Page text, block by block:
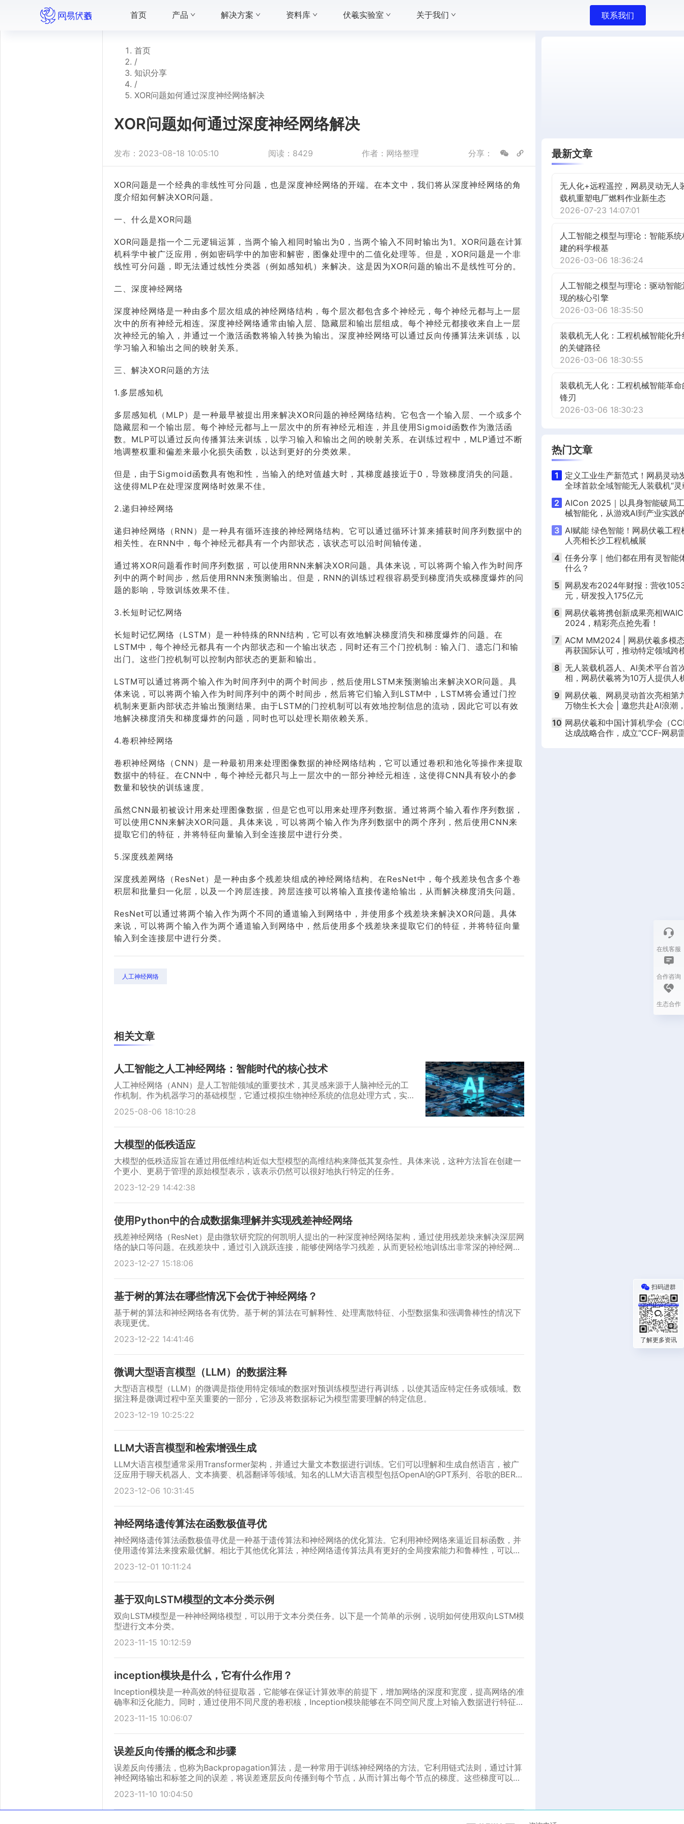
首页 产品 解决方案 资料库 伏羲实验室 关于我们 联系我们
首页
/
知识分享
/
XOR问题如何通过深度神经网络解决
XOR问题如何通过深度神经网络解决
发布： 2023-08-18 10:05:10 阅读： 8429 作者： 网络整理 分享：
XOR问题是一个经典的非线性可分问题，也是深度神经网络的开端。在本文中，我们将从深度神经网络的角
度介绍如何解决XOR问题。
一、什么是XOR问题
XOR问题是指一个二元逻辑运算，当两个输入相同时输出为0，当两个输入不同时输出为1。XOR问题在计算
机科学中被广泛应用，例如密码学中的加密和解密，图像处理中的二值化处理等。但是，XOR问题是一个非
线性可分问题，即无法通过线性分类器（例如感知机）来解决。这是因为XOR问题的输出不是线性可分的。
二、深度神经网络
深度神经网络是一种由多个层次组成的神经网络结构，每个层次都包含多个神经元，每个神经元都与上一层
次中的所有神经元相连。深度神经网络通常由输入层、隐藏层和输出层组成。每个神经元都接收来自上一层
次神经元的输入，并通过一个激活函数将输入转换为输出。深度神经网络可以通过反向传播算法来训练，以
学习输入和输出之间的映射关系。
三、解决XOR问题的方法
1.多层感知机
多层感知机（MLP）是一种最早被提出用来解决XOR问题的神经网络结构。它包含一个输入层、一个或多个
隐藏层和一个输出层。每个神经元都与上一层次中的所有神经元相连，并且使用Sigmoid函数作为激活函
数。MLP可以通过反向传播算法来训练，以学习输入和输出之间的映射关系。在训练过程中，MLP通过不断
地调整权重和偏差来最小化损失函数，以达到更好的分类效果。
但是，由于Sigmoid函数具有饱和性，当输入的绝对值越大时，其梯度越接近于0，导致梯度消失的问题。
这使得MLP在处理深度网络时效果不佳。
2.递归神经网络
递归神经网络（RNN）是一种具有循环连接的神经网络结构。它可以通过循环计算来捕获时间序列数据中的
相关性。在RNN中，每个神经元都具有一个内部状态，该状态可以沿时间轴传递。
通过将XOR问题看作时间序列数据，可以使用RNN来解决XOR问题。具体来说，可以将两个输入作为时间序
列中的两个时间步，然后使用RNN来预测输出。但是，RNN的训练过程很容易受到梯度消失或梯度爆炸的问
题的影响，导致训练效果不佳。
3.长短时记忆网络
长短时记忆网络（LSTM）是一种特殊的RNN结构，它可以有效地解决梯度消失和梯度爆炸的问题。在
LSTM中，每个神经元都具有一个内部状态和一个输出状态，同时还有三个门控机制：输入门、遗忘门和输
出门。这些门控机制可以控制内部状态的更新和输出。
LSTM可以通过将两个输入作为时间序列中的两个时间步，然后使用LSTM来预测输出来解决XOR问题。具
体来说，可以将两个输入作为时间序列中的两个时间步，然后将它们输入到LSTM中，LSTM将会通过门控
机制来更新内部状态并输出预测结果。由于LSTM的门控机制可以有效地控制信息的流动，因此它可以有效
地解决梯度消失和梯度爆炸的问题，同时也可以处理长期依赖关系。
4.卷积神经网络
卷积神经网络（CNN）是一种最初用来处理图像数据的神经网络结构，它可以通过卷积和池化等操作来提取
数据中的特征。在CNN中，每个神经元都只与上一层次中的一部分神经元相连，这使得CNN具有较小的参
数量和较快的训练速度。
虽然CNN最初被设计用来处理图像数据，但是它也可以用来处理序列数据。通过将两个输入看作序列数据，
可以使用CNN来解决XOR问题。具体来说，可以将两个输入作为序列数据中的两个序列，然后使用CNN来
提取它们的特征，并将特征向量输入到全连接层中进行分类。
5.深度残差网络
深度残差网络（ResNet）是一种由多个残差块组成的神经网络结构。在ResNet中，每个残差块包含多个卷
积层和批量归一化层，以及一个跨层连接。跨层连接可以将输入直接传递给输出，从而解决梯度消失问题。
ResNet可以通过将两个输入作为两个不同的通道输入到网络中，并使用多个残差块来解决XOR问题。具体
来说，可以将两个输入作为两个通道输入到网络中，然后使用多个残差块来提取它们的特征，并将特征向量
输入到全连接层中进行分类。
人工神经网络
相关文章
人工智能之人工神经网络：智能时代的核心技术
人工神经网络（ANN）是人工智能领域的重要技术，其灵感来源于人脑神经元的工
作机制。作为机器学习的基础模型，它通过模拟生物神经系统的信息处理方式，实现
的提升和大数据的普及，人工神经网络已成为推动AI发展的核心动力。
2025-08-06 18:10:28
大模型的低秩适应
大模型的低秩适应旨在通过用低维结构近似大型模型的高维结构来降低其复杂性。具体来说，这种方法旨在创建一
个更小、更易于管理的原始模型表示，该表示仍然可以很好地执行特定的任务。
2023-12-29 14:42:38
使用Python中的合成数据集理解并实现残差神经网络
残差神经网络（ResNet）是由微软研究院的何凯明人提出的一种深度神经网络架构，通过使用残差块来解决深层网
络的缺口等问题。在残差块中，通过引入跳跃连接，能够使网络学习残差，从而更轻松地训练出非常深的神经网
2023-12-27 15:18:06
基于树的算法在哪些情况下会优于神经网络？
基于树的算法和神经网络各有优势。基于树的算法在可解释性、处理离散特征、小型数据集和强调鲁棒性的情况下
表现更优。
2023-12-22 14:41:46
微调大型语言模型（LLM）的数据注释
大型语言模型（LLM）的微调是指使用特定领域的数据对预训练模型进行再训练，以使其适应特定任务或领域。数
据注释是微调过程中至关重要的一部分，它涉及将数据标记为模型需要理解的特定信息。
2023-12-19 10:25:22
LLM大语言模型和检索增强生成
LLM大语言模型通常采用Transformer架构，并通过大量文本数据进行训练。它们可以理解和生成自然语言，被广
泛应用于聊天机器人、文本摘要、机器翻译等领域。知名的LLM大语言模型包括OpenAI的GPT系列、谷歌的BERT
2023-12-06 10:31:45
神经网络遗传算法在函数极值寻优
神经网络遗传算法函数极值寻优是一种基于遗传算法和神经网络的优化算法。它利用神经网络来逼近目标函数，并
使用遗传算法来搜索最优解。相比于其他优化算法，神经网络遗传算法具有更好的全局搜索能力和鲁棒性，可以有
2023-12-01 10:11:24
基于双向LSTM模型的文本分类示例
双向LSTM模型是一种神经网络模型，可以用于文本分类任务。以下是一个简单的示例，说明如何使用双向LSTM模
型进行文本分类。
2023-11-15 10:12:59
inception模块是什么，它有什么作用？
Inception模块是一种高效的特征提取器，它能够在保证计算效率的前提下，增加网络的深度和宽度，提高网络的准
确率和泛化能力。同时，通过使用不同尺度的卷积核，Inception模块能够在不同空间尺度上对输入数据进行特征提
现象的发生。本文就来详细介绍一下Inception模块。
2023-11-15 10:06:07
误差反向传播的概念和步骤
误差反向传播法，也称为Backpropagation算法，是一种常用于训练神经网络的方法。它利用链式法则，通过计算
神经网络输出和标签之间的误差，将误差逐层反向传播到每个节点，从而计算出每个节点的梯度。这些梯度可以用
2023-11-10 10:04:50
最新文章
无人化+远程遥控，网易灵动无人
载机重塑电厂燃料作业新生态
2026-07-23 14:07:01
人工智能之模型与理论：智能系统
建的科学根基
2026-03-06 18:36:24
人工智能之模型与理论：驱动智能
现的核心引擎
2026-03-06 18:35:50
装载机无人化：工程机械智能化升
的关键路径
2026-03-06 18:30:55
装载机无人化：工程机械智能革命
锋刃
2026-03-06 18:30:23
热门文章
1
定义工业生产新范式！网易灵动
全球首款全域智能无人装载机“灵
2 AICon 2025｜以具身智能破局
械智能化，从游戏AI到产业实践
3 AI赋能 绿色智能！网易伏羲工程
人亮相长沙工程机械展
4 任务分享｜他们都在用有灵智能
什么？
5 网易发布2024年财报：营收
元，研发投入175亿元
6 网易伏羲将携创新成果亮相WAIC
2024，精彩亮点抢先看！
7 ACM MM2024 | 网易伏羲多模
再获国际认可，推动特定领域跨
8 无人装载机器人、AI美术平台首
相，网易伏羲将为10万人提供人
9 网易伏羲、网易灵动首次亮相第
万物生长大会 | 邀您共赴AI浪潮
10 网易伏羲和中国计算机学会（
达成战略合作，成立“CCF-网易
在线客服
合作咨询
生态合作
扫码进群
了解更多资讯